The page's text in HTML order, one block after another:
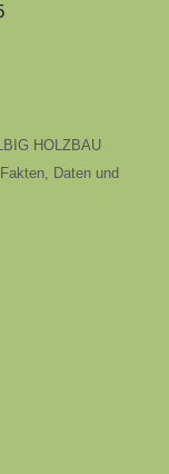
HOLZBAU
Daten und